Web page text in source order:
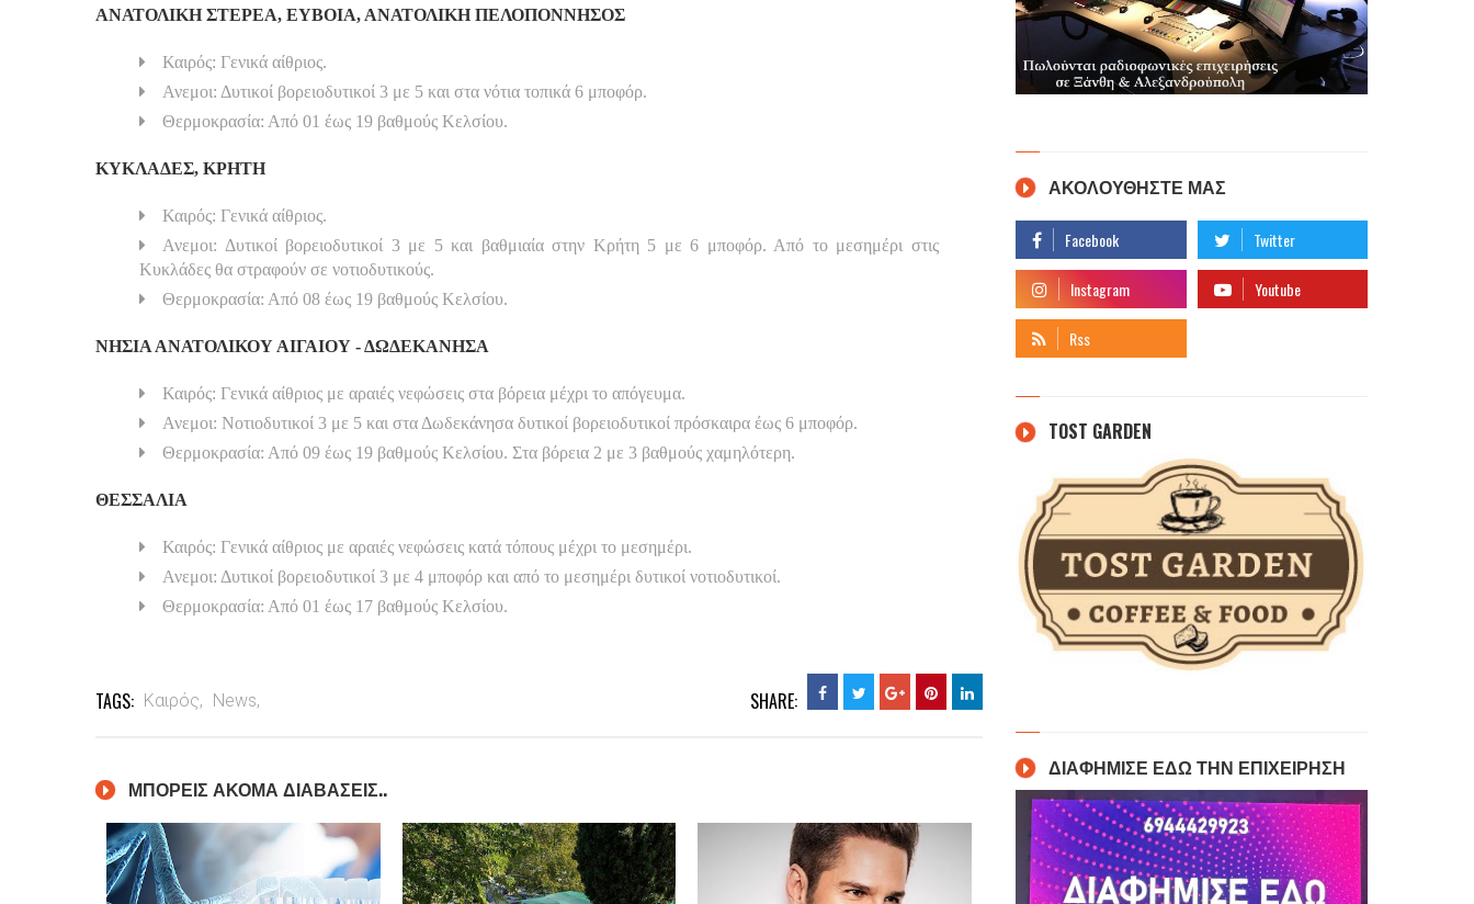
ΑΝΑΤΟΛΙΚΗ ΣΤΕΡΕΑ, ΕΥΒΟΙΑ, ΑΝΑΤΟΛΙΚΗ ΠΕΛΟΠΟΝΝΗΣΟΣ
Καιρός: Γενικά αίθριος.
Ανεμοι: Δυτικοί βορειοδυτικοί 3 με 5 και στα νότια τοπικά 6 μποφόρ.
Θερμοκρασία: Από 01 έως 19 βαθμούς Κελσίου.
ΚΥΚΛΑΔΕΣ, ΚΡΗΤΗ
Καιρός: Γενικά αίθριος.
Ανεμοι: Δυτικοί βορειοδυτικοί 3 με 5 και βαθμιαία στην Κρήτη 5 με 6 μποφόρ. Από το μεσημέρι στις
Κυκλάδες θα στραφούν σε νοτιοδυτικούς.
Θερμοκρασία: Από 08 έως 19 βαθμούς Κελσίου.
ΝΗΣΙΑ ΑΝΑΤΟΛΙΚΟΥ ΑΙΓΑΙΟΥ - ΔΩΔΕΚΑΝΗΣΑ
Καιρός: Γενικά αίθριος με αραιές νεφώσεις στα βόρεια μέχρι το απόγευμα.
Ανεμοι: Νοτιοδυτικοί 3 με 5 και στα Δωδεκάνησα δυτικοί βορειοδυτικοί πρόσκαιρα έως 6 μποφόρ.
Θερμοκρασία: Από 09 έως 19 βαθμούς Κελσίου. Στα βόρεια 2 με 3 βαθμούς χαμηλότερη.
ΘΕΣΣΑΛΙΑ
Καιρός: Γενικά αίθριος με αραιές νεφώσεις κατά τόπους μέχρι το μεσημέρι.
Ανεμοι: Δυτικοί βορειοδυτικοί 3 με 4 μποφόρ και από το μεσημέρι δυτικοί νοτιοδυτικοί.
Θερμοκρασία: Από 01 έως 17 βαθμούς Κελσίου.
TAGS: Καιρός, News, SHARE:
ΜΠΟΡΕΙΣ ΑΚΟΜΑ ΔΙΑΒΑΣΕΙΣ..
ΑΚΟΛΟΥΘΗΣΤΕ ΜΑΣ
TOST GARDEN
ΔΙΑΦΗΜΙΣΕ ΕΔΩ ΤΗΝ ΕΠΙΧΕΙΡΗΣΗ